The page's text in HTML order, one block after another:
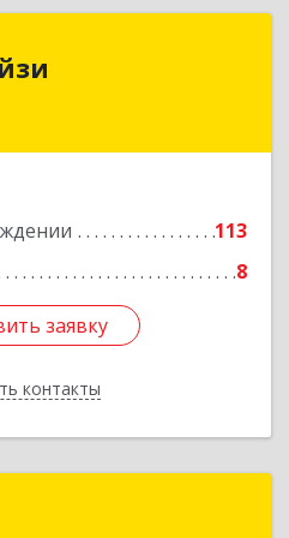
113
8
заявку
контакты
ИТС 1С-Франчайзи
Волгодонск г, Гагарина
заявку